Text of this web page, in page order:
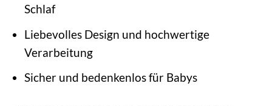
Schlaf
Liebevolles Design und hochwertige
Verarbeitung
Sicher und bedenkenlos für Babys